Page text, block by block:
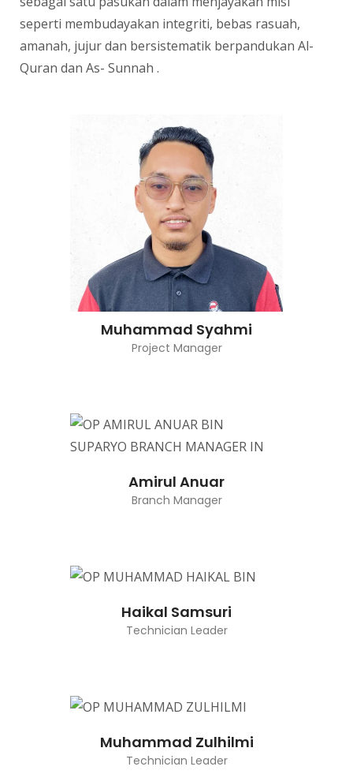
seperti membudayakan integriti, bebas rasuah,
amanah, jujur dan bersistematik berpandukan Al-
Quran dan As- Sunnah .
Muhammad Syahmi
Project Manager
Amirul Anuar
Branch Manager
Haikal Samsuri
Technician Leader
Muhammad Zulhilmi
Technician Leader